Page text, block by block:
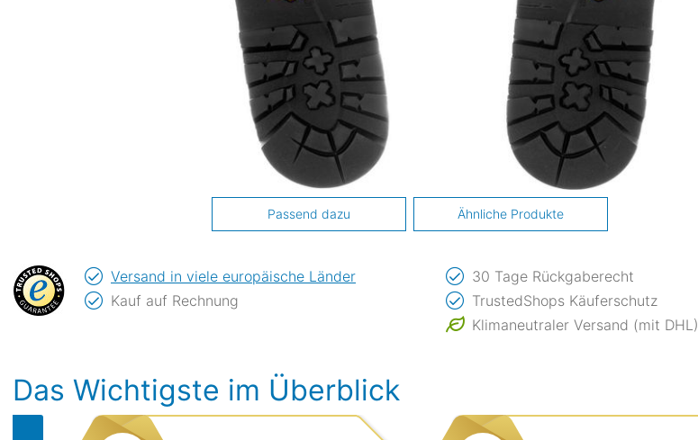
Passend dazu Ähnliche Produkte
Versand in viele europäische Länder
Kauf auf Rechnung
30 Tage Rückgaberecht
TrustedShops Käuferschutz
Klimaneutraler Versand (mit DHL)
Das Wichtigste im Überblick